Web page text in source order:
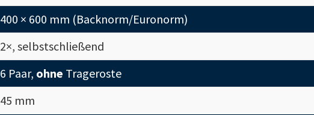
400 × 600 mm (Backnorm/Euronorm)
2×, selbstschließend
6 Paar, ohne Trageroste
45 mm